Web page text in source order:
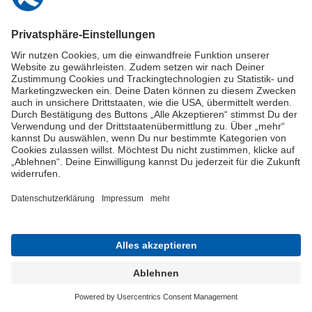
Impressum
Online-Schuldnerberatung
Stellen Sie hier Ihre Fragen und erhalten Sie kostenlos und umgehend
Informationen von unseren Schuldnerberater:innen.
Beratungshotline: 0800 / 5035851
Spendenkonto
Jetzt die Stiftung Deutschland im Plus fördern!
© Stiftung Deutschland im Plus 2021